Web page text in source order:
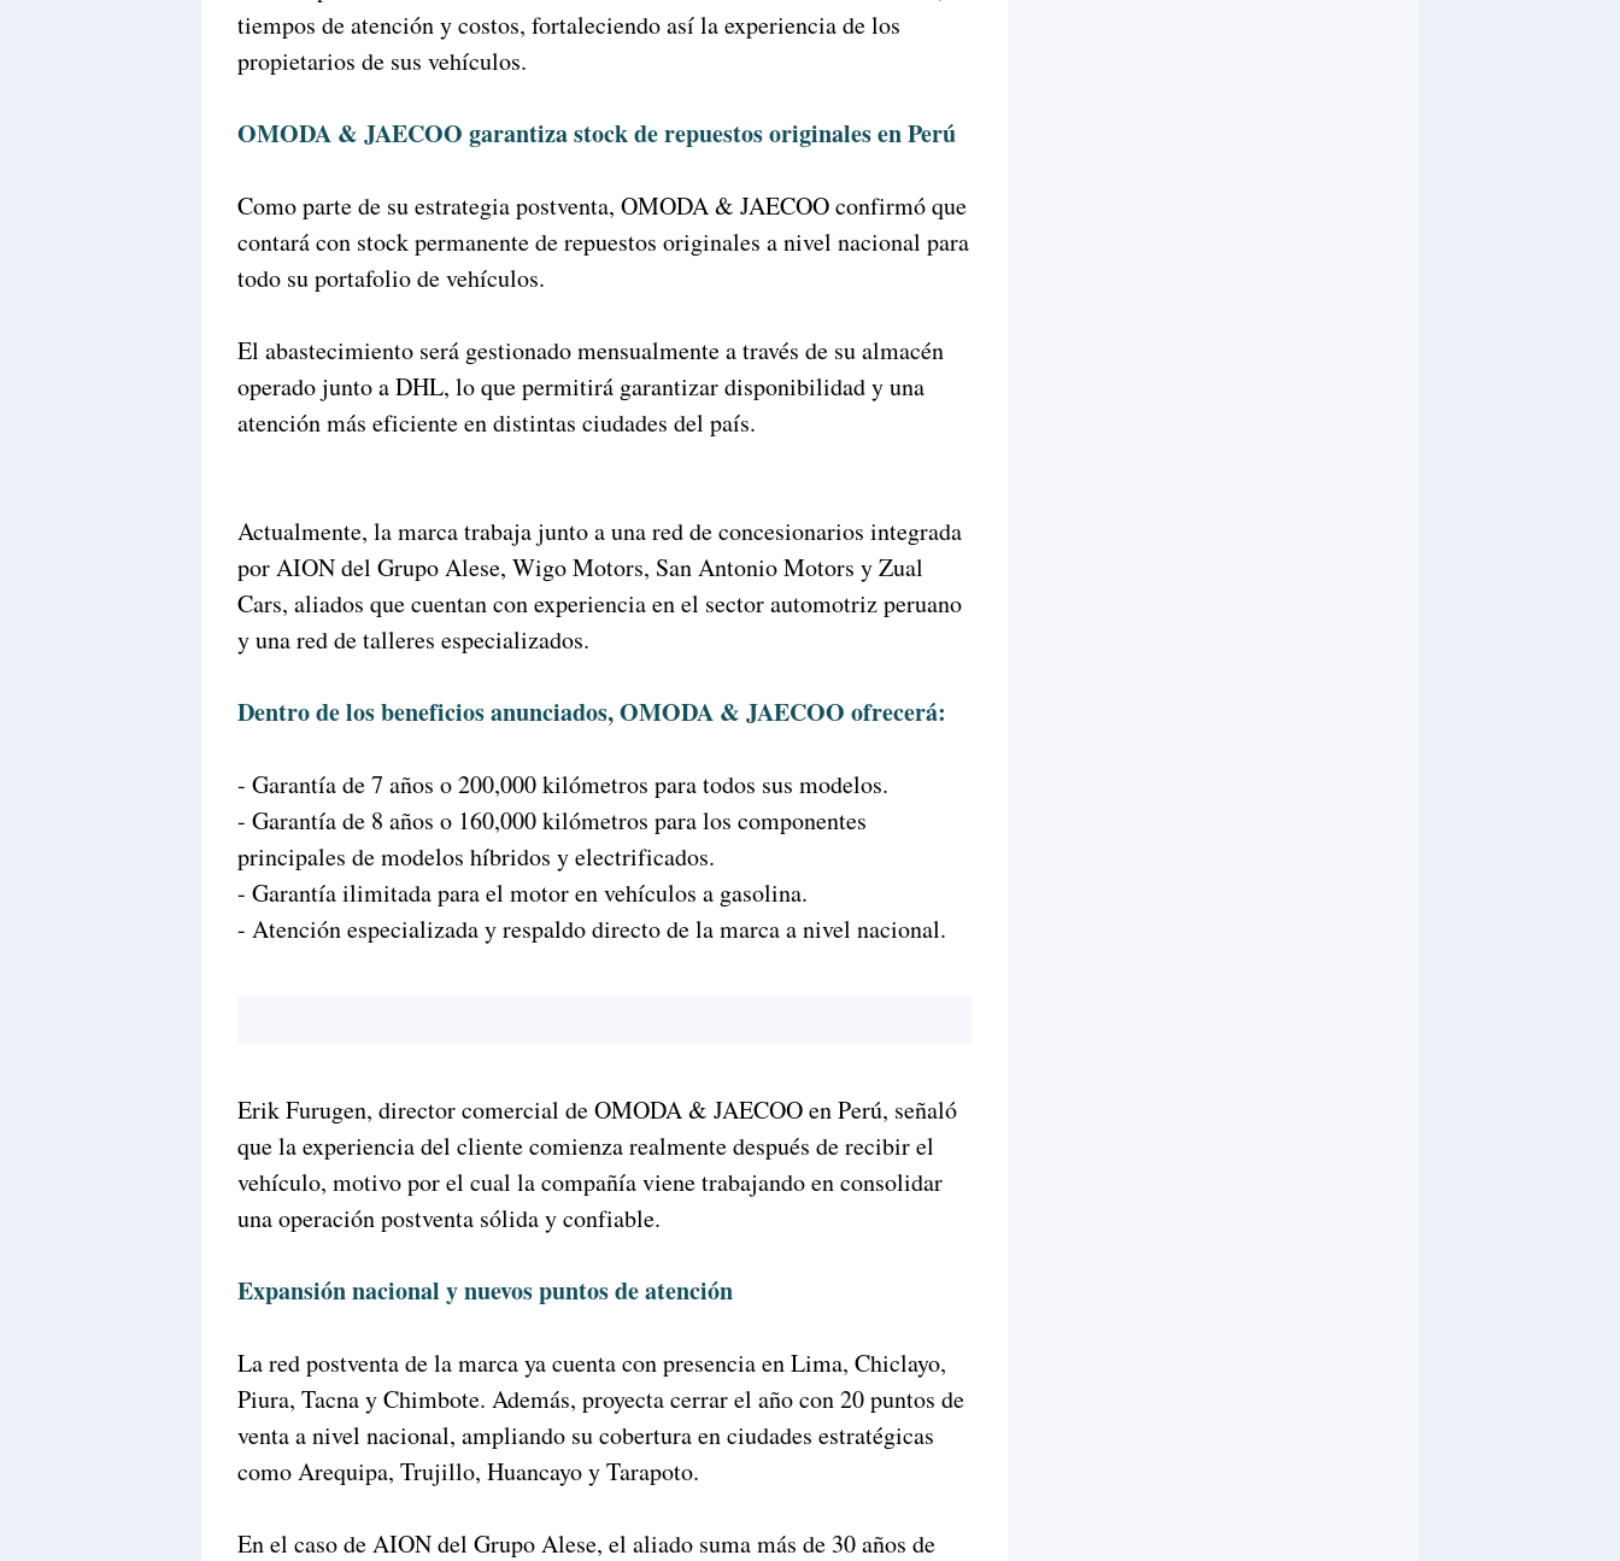
tiempos de atención y costos, fortaleciendo así la experiencia de los
propietarios de sus vehículos.
OMODA & JAECOO garantiza stock de repuestos originales en Perú
Como parte de su estrategia postventa, OMODA & JAECOO confirmó que
contará con stock permanente de repuestos originales a nivel nacional para
todo su portafolio de vehículos.
El abastecimiento será gestionado mensualmente a través de su almacén
operado junto a DHL, lo que permitirá garantizar disponibilidad y una
atención más eficiente en distintas ciudades del país.
Actualmente, la marca trabaja junto a una red de concesionarios integrada
por AION del Grupo Alese, Wigo Motors, San Antonio Motors y Zual
Cars, aliados que cuentan con experiencia en el sector automotriz peruano
y una red de talleres especializados.
Dentro de los beneficios anunciados, OMODA & JAECOO ofrecerá:
- Garantía de 7 años o 200,000 kilómetros para todos sus modelos.
- Garantía de 8 años o 160,000 kilómetros para los componentes
principales de modelos híbridos y electrificados.
- Garantía ilimitada para el motor en vehículos a gasolina.
- Atención especializada y respaldo directo de la marca a nivel nacional.
Erik Furugen, director comercial de OMODA & JAECOO en Perú, señaló
que la experiencia del cliente comienza realmente después de recibir el
vehículo, motivo por el cual la compañía viene trabajando en consolidar
una operación postventa sólida y confiable.
Expansión nacional y nuevos puntos de atención
La red postventa de la marca ya cuenta con presencia en Lima, Chiclayo,
Piura, Tacna y Chimbote. Además, proyecta cerrar el año con 20 puntos de
venta a nivel nacional, ampliando su cobertura en ciudades estratégicas
como Arequipa, Trujillo, Huancayo y Tarapoto.
En el caso de AION del Grupo Alese, el aliado suma más de 30 años de